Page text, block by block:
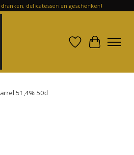
delicatessen en geschenken!
Verlanglijst
51,4% 50cl